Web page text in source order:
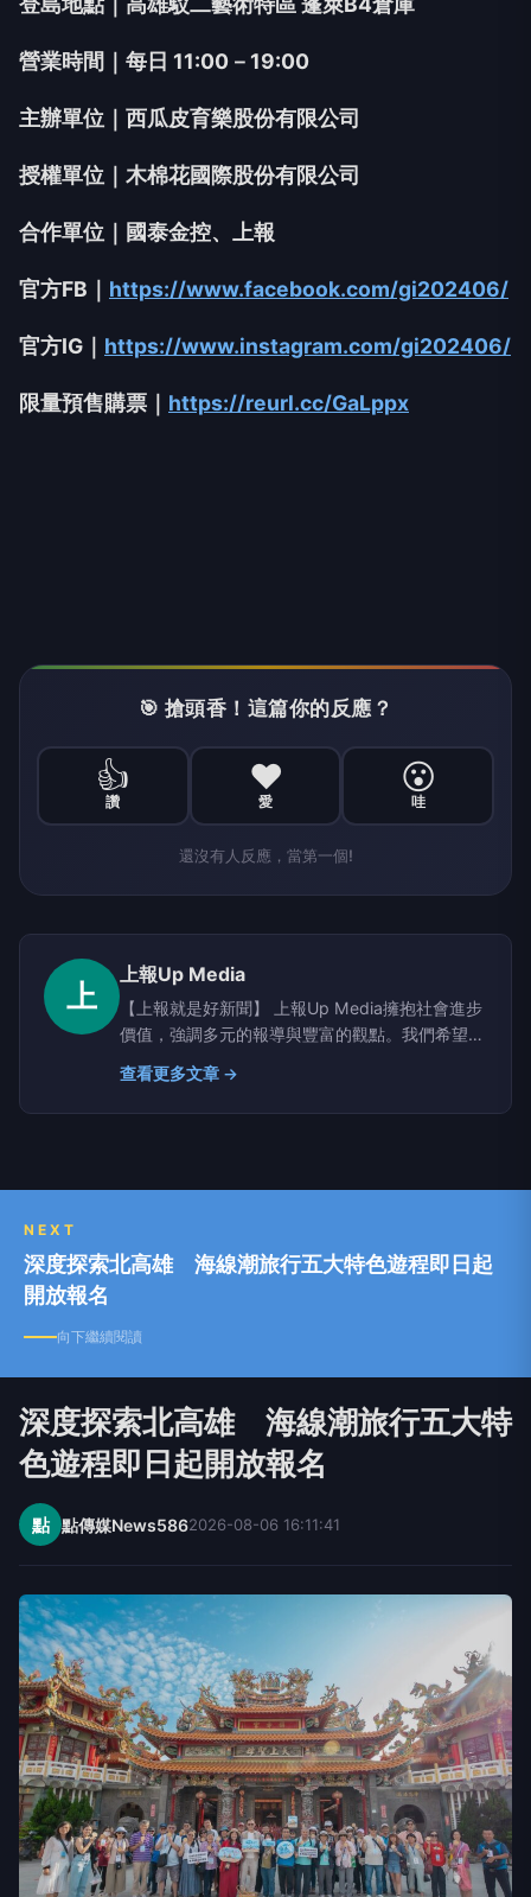
營業時間｜每日 11:00－19:00
主辦單位｜西瓜皮育樂股份有限公司
授權單位｜木棉花國際股份有限公司
合作單位｜國泰金控、上報
官方FB｜ https://www.facebook.com/gi202406/
官方IG｜ https://www.instagram.com/gi202406/
限量預售購票｜ https://reurl.cc/GaLppx
🎯 搶頭香！這篇你的反應？
👍
讚
❤️
愛
😮
哇
還沒有人反應，當第一個!
上
上報Up Media
【上報就是好新聞】 上報Up Media擁抱社會進步
價值，強調多元的報導與豐富的觀點。我們希望提
供讀者具有深度、廣度的原生新聞。
查看更多文章 →
NEXT
深度探索北高雄 海線潮旅行五大特色遊程即日起
開放報名
向下繼續閱讀
深度探索北高雄 海線潮旅行五大特
色遊程即日起開放報名
點 點傳媒News5862026-08-06 16:11:41